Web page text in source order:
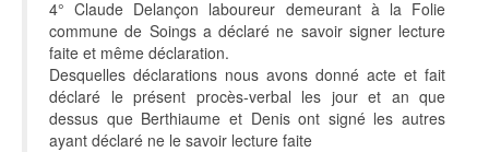
4° Claude Delançon laboureur demeurant à la Folie
commune de Soings a déclaré ne savoir signer lecture
faite et même déclaration.
Desquelles déclarations nous avons donné acte et fait
déclaré le présent procès-verbal les jour et an que
dessus que Berthiaume et Denis ont signé les autres
ayant déclaré ne le savoir lecture faite